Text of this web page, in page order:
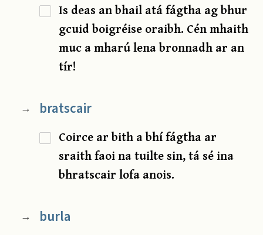
Is deas an bhail atá fágtha ag bhur
gcuid boigréise oraibh. Cén mhaith
muc a mharú lena bronnadh ar an
tír!
→ bratscair
Coirce ar bith a bhí fágtha ar
sraith faoi na tuilte sin, tá sé ina
bhratscair lofa anois.
→ burla